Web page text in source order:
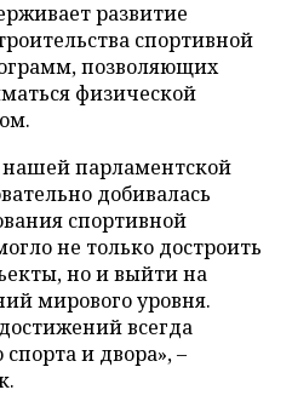
развитие
спортивной
позволяющих
физической
парламентской
добивалась
спортивной
не только достроить
но и выйти на
мирового уровня.
всегда
и двора», –